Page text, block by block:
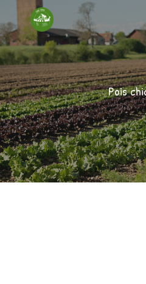
Pois